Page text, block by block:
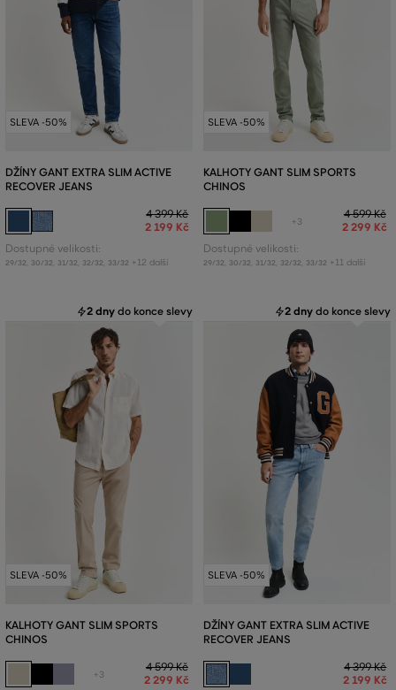
SLEVA -50%
DŽÍNY GANT EXTRA SLIM ACTIVE
RECOVER JEANS
4 399 Kč
2 199 Kč
Dostupné velikosti:
29/32 30/32 31/32 32/32 33/32 +12 další
SLEVA -50%
KALHOTY GANT SLIM SPORTS
CHINOS
+3
4 599 Kč
2 299 Kč
Dostupné velikosti:
29/32 30/32 31/32 32/32 33/32 +11 další
2 dny do konce slevy
SLEVA -50%
KALHOTY GANT SLIM SPORTS
CHINOS
+3
4 599 Kč
2 299 Kč
2 dny do konce slevy
SLEVA -50%
DŽÍNY GANT EXTRA SLIM ACTIVE
RECOVER JEANS
4 399 Kč
2 199 Kč